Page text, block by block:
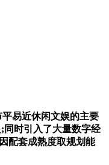
易近休闲文娱的主要
同时引入了大量数字经
配套成熟度取规划能